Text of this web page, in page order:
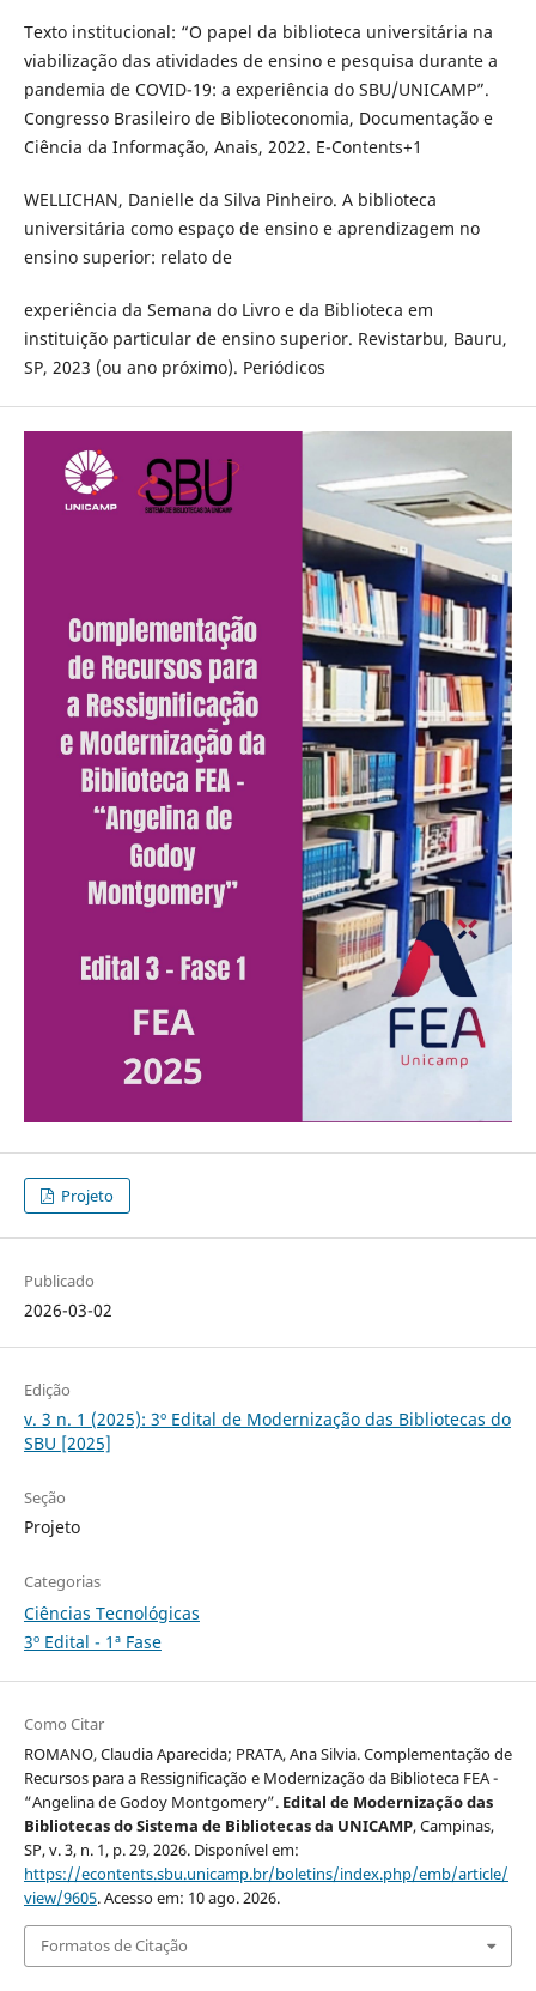
Texto institucional: “O papel da biblioteca universitária na
viabilização das atividades de ensino e pesquisa durante a
pandemia de COVID-19: a experiência do SBU/UNICAMP”.
Congresso Brasileiro de Biblioteconomia, Documentação e
Ciência da Informação, Anais, 2022. E-Contents+1
WELLICHAN, Danielle da Silva Pinheiro. A biblioteca
universitária como espaço de ensino e aprendizagem no
ensino superior: relato de
experiência da Semana do Livro e da Biblioteca em
instituição particular de ensino superior. Revistarbu, Bauru,
SP, 2023 (ou ano próximo). Periódicos
Projeto
Publicado
2026-03-02
Edição
v. 3 n. 1 (2025): 3º Edital de Modernização das Bibliotecas do
SBU [2025]
Seção
Projeto
Categorias
Ciências Tecnológicas
3º Edital - 1ª Fase
Como Citar
ROMANO, Claudia Aparecida; PRATA, Ana Silvia. Complementação de
Recursos para a Ressignificação e Modernização da Biblioteca FEA -
“Angelina de Godoy Montgomery”. Edital de Modernização das
Bibliotecas do Sistema de Bibliotecas da UNICAMP, Campinas,
SP, v. 3, n. 1, p. 29, 2026. Disponível em:
https://econtents.sbu.unicamp.br/boletins/index.php/emb/article/
view/9605. Acesso em: 10 ago. 2026.
Formatos de Citação